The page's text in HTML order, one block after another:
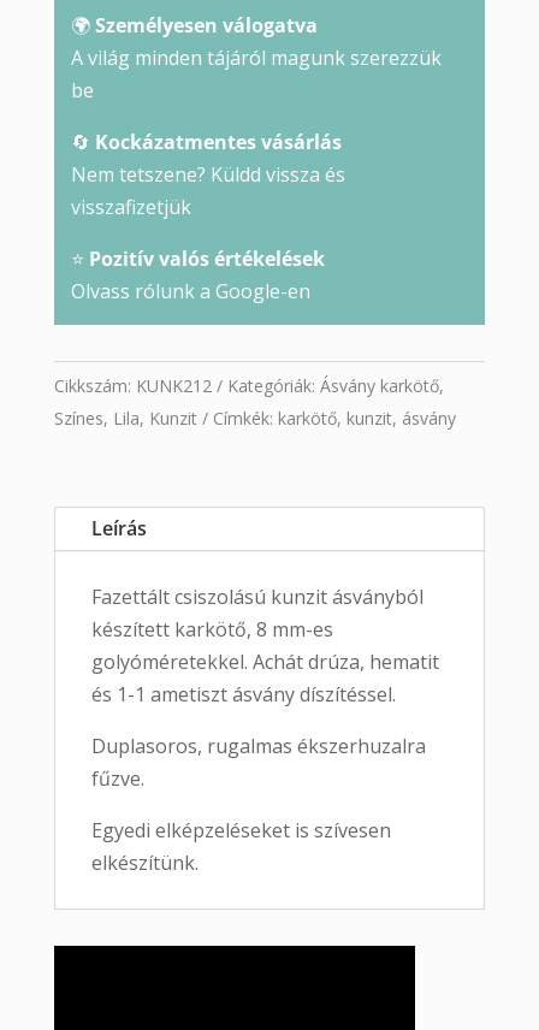
🌍Személyesen válogatva
A világ minden tájáról magunk szerezzük
be
🔄 Kockázatmentes vásárlás
Nem tetszene? Küldd vissza és
visszafizetjük
⭐ Pozitív valós értékelések
Olvass rólunk a Google-en
Cikkszám: KUNK212 Kategóriák: Ásvány karkötő,
Színes, Lila, Kunzit Címkék: karkötő, kunzit, ásvány
Leírás
Fazettált csiszolású kunzit ásványból
készített karkötő, 8 mm-es
golyóméretekkel. Achát drúza, hematit
és 1-1 ametiszt ásvány díszítéssel.
Duplasoros, rugalmas ékszerhuzalra
fűzve.
Egyedi elképzeléseket is szívesen
elkészítünk.